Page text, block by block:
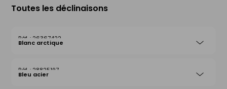
Toutes les déclinaisons
26367422
Blanc arctique
28825197
Bleu acier